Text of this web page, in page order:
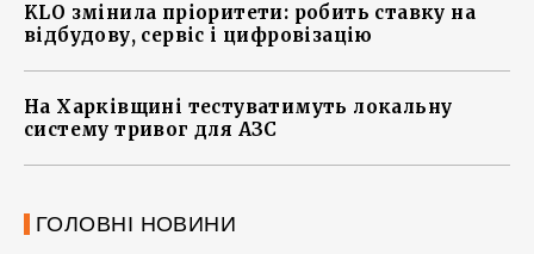
KLO змінила пріоритети: робить ставку на
відбудову, сервіс і цифровізацію
На Харківщині тестуватимуть локальну
систему тривог для АЗС
ГОЛОВНІ НОВИНИ